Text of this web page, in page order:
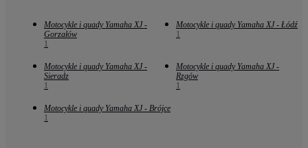
Motocykle i quady Yamaha XJ -
Gorzałów
1
Motocykle i quady Yamaha XJ - Łódź
1
Motocykle i quady Yamaha XJ -
Sieradz
1
Motocykle i quady Yamaha XJ -
Rzgów
1
Motocykle i quady Yamaha XJ - Brójce
1